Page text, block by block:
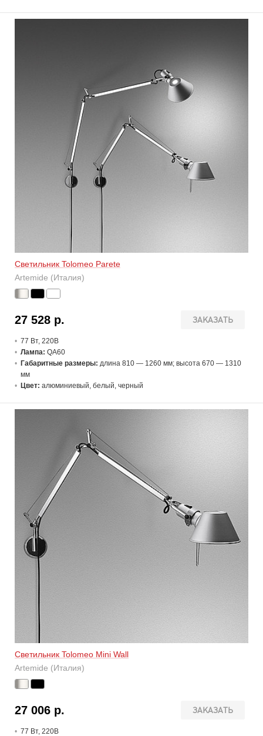
Светильник Tolomeo Parete
Artemide (Италия)
ЗАКАЗАТЬ
27 528 р.
77 Вт, 220В
Лампа: QA60
Габаритные размеры: длина 810 — 1260 мм; высота 670 — 1310
мм
Цвет: алюминиевый, белый, черный
Светильник Tolomeo Mini Wall
Artemide (Италия)
ЗАКАЗАТЬ
27 006 р.
77 Вт, 220В